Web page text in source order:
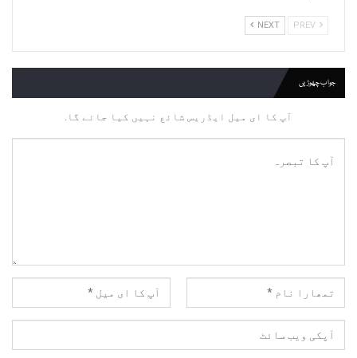
NEXT
جواب چھوڑیں
آپ کا ای میل ایڈریس شائع نہیں کیا جائے گا.